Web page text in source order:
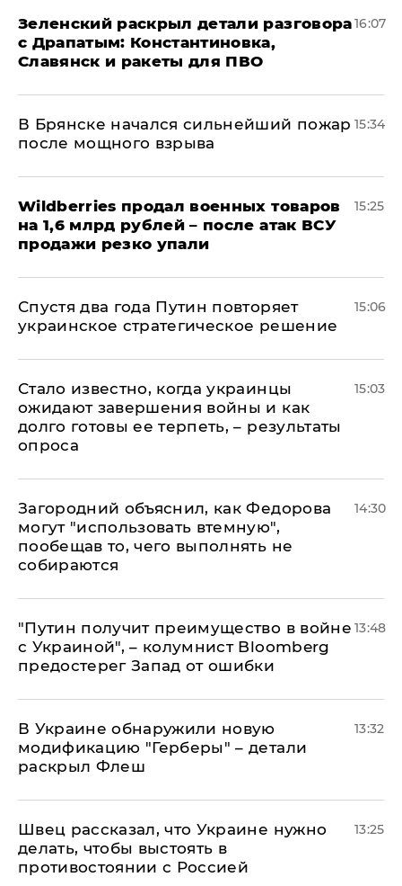
​Зеленский раскрыл детали разговора
с Драпатым: Константиновка,
Славянск и ракеты для ПВО
16:07
В Брянске начался сильнейший пожар
после мощного взрыва
15:34
​Wildberries продал военных товаров
на 1,6 млрд рублей – после атак ВСУ
продажи резко упали
15:25
Спустя два года Путин повторяет
украинское стратегическое решение
15:06
Стало известно, когда украинцы
ожидают завершения войны и как
долго готовы ее терпеть, – результаты
опроса
15:03
Загородний объяснил, как Федорова
могут "использовать втемную",
пообещав то, чего выполнять не
собираются
14:30
"Путин получит преимущество в войне
с Украиной", – колумнист Bloomberg
предостерег Запад от ошибки
13:48
В Украине обнаружили новую
модификацию "Герберы" – детали
раскрыл Флеш
13:32
Швец рассказал, что Украине нужно
делать, чтобы выстоять в
противостоянии с Россией
13:25